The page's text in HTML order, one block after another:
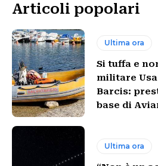
Articoli popolari
Ultima ora
Si tuffa e
militare
Barcis:
base di
Ultima ora